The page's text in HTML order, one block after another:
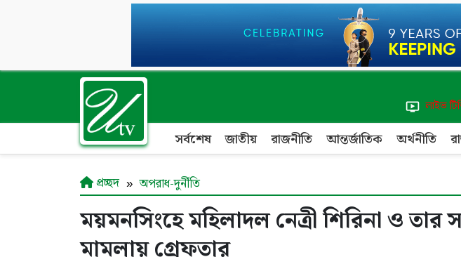
লাইভ
সর্বশেষ জাতীয় রাজনীতি আন্তর্জাতিক অর্থনীতি
প্রচ্ছদ অপরাধ-দুর্নীতি
ময়মনসিংহে মহিলাদল নেত্রী শিরিনা ও তার
মামলায় গ্রেফতার